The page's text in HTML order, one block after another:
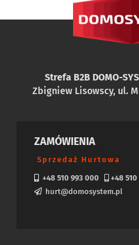
Strefa B2B DOMO-
Zbigniew Lisowscy, ul.
ZAMÓWIENIA
Sprzedaż Hurtowa
+48 510 993 000
+48
hurt@domosystem.pl